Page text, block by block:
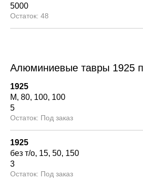
5000
48
Алюминиевые тавры 1925
1925
М 80 100 100
5
Под заказ
1925
без т/о 15 50 150
3
Под заказ